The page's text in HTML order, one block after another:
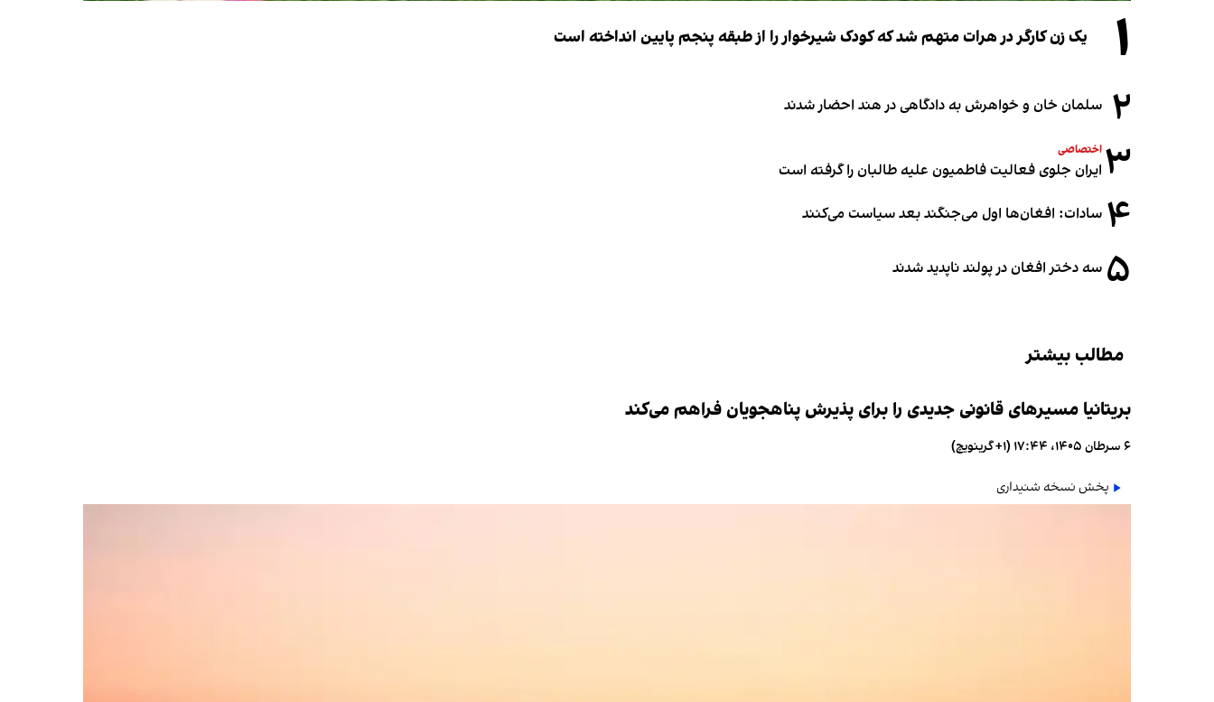
۱ یک زن کارگر در هرات متهم شد که کودک شیرخوار را از طبقه پنجم پایین انداخته است
۲ سلمان خان و خواهرش به دادگاهی در هند احضار شدند
۳ اختصاصی
ایران جلوی فعالیت فاطمیون علیه طالبان را گرفته است
۴ سادات: افغان‌ها اول می‌جنگند بعد سیاست می‌کنند
۵ سه دختر افغان در پولند ناپدید شدند
مطالب بیشتر
بریتانیا مسیرهای قانونی جدیدی را برای پذیرش پناهجویان فراهم می‌کند
۶ سرطان ۱۴۰۵، ۱۷:۴۴ (‎+۱ گرینویچ)
پخش نسخه شنیداری